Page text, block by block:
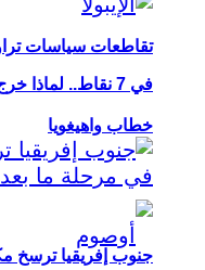
تقاطعات سياسات
خطاب واهيغويا
في 7 نقاط.. لماذا خرج تفشي وباء إيبولا عن السيطرة؟
جنوب إفريقيا ترسخ